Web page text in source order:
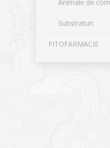
Animale de
Substraturi
FITOFARMACIE